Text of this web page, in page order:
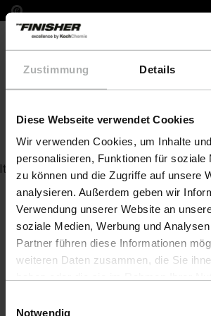
Zustimmung Details
Diese Webseite verwendet Cookies
Wir verwenden Cookies, um Inhalte
personalisieren, Funktionen für soziale
zu können und die Zugriffe auf unsere
analysieren. Außerdem geben wir
Verwendung unserer Website an
soziale Medien, Werbung und
Partner führen diese Informationen
weiteren Daten zusammen, die Sie
Einstellungen zu den Cookies finden Sie
Notwendig
Leather Colour Steinhoff
Item not found